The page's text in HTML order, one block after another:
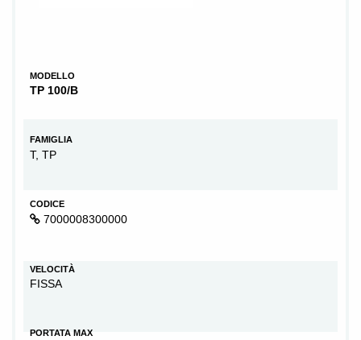
MODELLO
TP 100/B
FAMIGLIA
T, TP
CODICE
7000008300000
VELOCITÀ
FISSA
PORTATA MAX